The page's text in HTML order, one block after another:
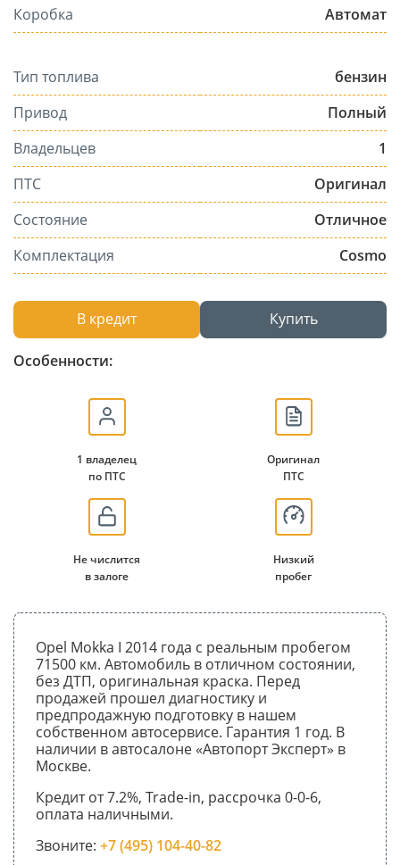
Коробка
Автомат
Тип топлива
бензин
Привод
Полный
Владельцев
1
ПТС
Оригинал
Состояние
Отличное
Комплектация
Cosmo
В кредит Купить
Особенности:
1 владелец
по ПТС
Оригинал
ПТС
Не числится
в залоге
Низкий
пробег
Opel Mokka I 2014 года с реальным пробегом
71500 км. Автомобиль в отличном состоянии,
без ДТП, оригинальная краска. Перед
продажей прошел диагностику и
предпродажную подготовку в нашем
собственном автосервисе. Гарантия 1 год. В
наличии в автосалоне «Автопорт Эксперт» в
Москве.
Кредит от 7.2%, Trade-in, рассрочка 0-0-6,
оплата наличными.
Звоните: +7 (495) 104-40-82